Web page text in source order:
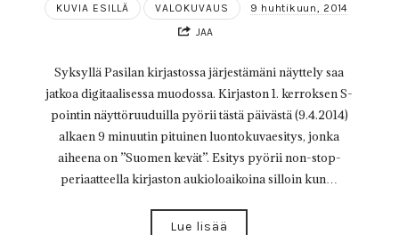
KUVIA ESILLÄ VALOKUVAUS
9 huhtikuun, 2014
JAA
Syksyllä Pasilan kirjastossa järjestämäni näyttely saa
jatkoa digitaalisessa muodossa. Kirjaston 1. kerroksen S-
pointin näyttöruuduilla pyörii tästä päivästä (9.4.2014)
alkaen 9 minuutin pituinen luontokuvaesitys, jonka
aiheena on ”Suomen kevät”. Esitys pyörii non-stop-
periaatteella kirjaston aukioloaikoina silloin kun…
Lue lisää